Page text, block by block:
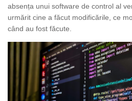
absența unui software de control al
urmărit cine a făcut modificările, ce
când au fost făcute.